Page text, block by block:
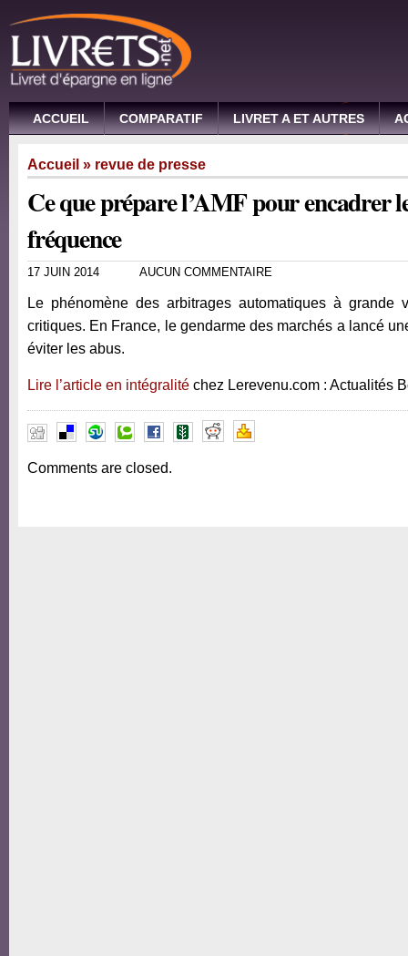
ACCUEIL COMPARATIF LIVRET A ET AUTRES
Accueil » revue de presse
Ce que prépare l’AMF pour encadrer
fréquence
17 JUIN 2014 AUCUN COMMENTAIRE
Le phénomène des arbitrages automatiques à grande
critiques. En France, le gendarme des marchés a lancé
éviter les abus.
Lire l’article en intégralité chez Lerevenu.com : Actualités
Comments are closed.